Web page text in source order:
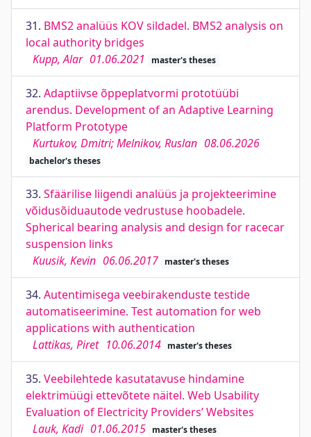
31. BMS2 analüüs KOV sildadel. BMS2 analysis on
local authority bridges
Kupp, Alar 01.06.2021 master's theses
32. Adaptiivse õppeplatvormi prototüübi
arendus. Development of an Adaptive Learning
Platform Prototype
Kurtukov, Dmitri; Melnikov, Ruslan 08.06.2026
bachelor's theses
33. Sfäärilise liigendi analüüs ja projekteerimine
võidusõiduautode vedrustuse hoobadele.
Spherical bearing analysis and design for racecar
suspension links
Kuusik, Kevin 06.06.2017 master's theses
34. Autentimisega veebirakenduste testide
automatiseerimine. Test automation for web
applications with authentication
Lattikas, Piret 10.06.2014 master's theses
35. Veebilehtede kasutatavuse hindamine
elektrimüügi ettevõtete näitel. Web Usability
Evaluation of Electricity Providers’ Websites
Lauk, Kadi 01.06.2015 master's theses